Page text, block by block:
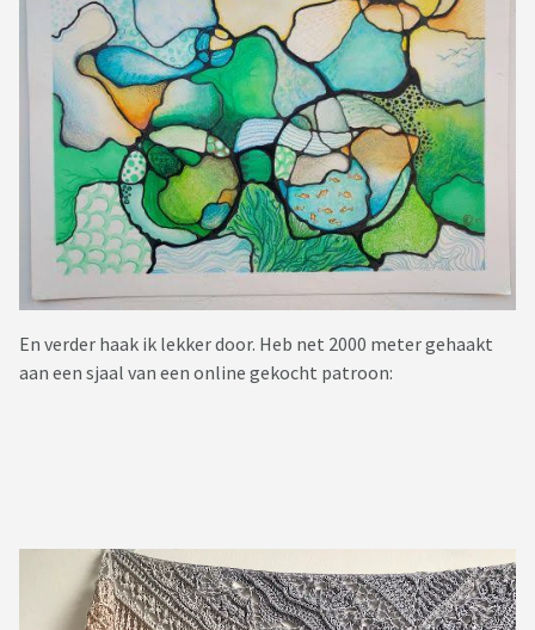
En verder haak ik lekker door. Heb net 2000 meter gehaakt
aan een sjaal van een online gekocht patroon: